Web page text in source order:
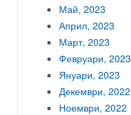
Май, 2023
Април, 2023
Март, 2023
Февруари, 2023
Януари, 2023
Декември, 2022
Ноември, 2022